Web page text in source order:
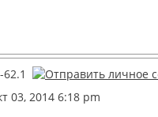
03, 2014 6:18 pm